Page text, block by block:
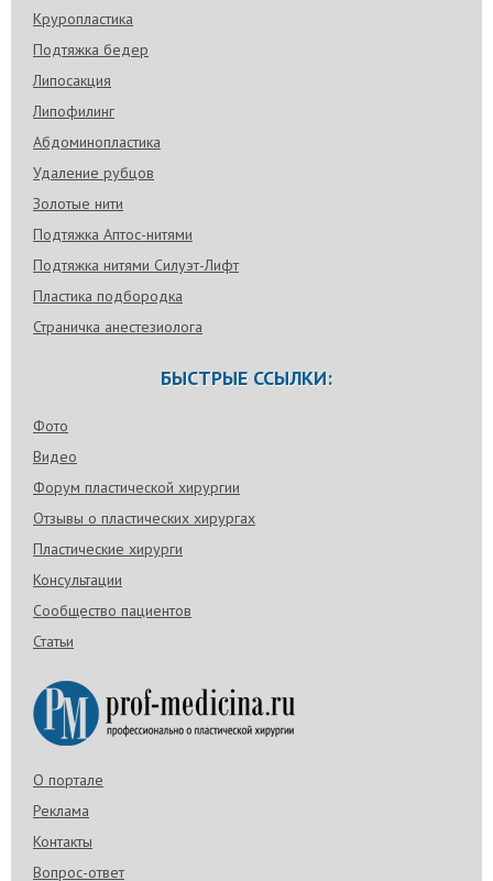
Круропластика
Подтяжка бедер
Липосакция
Липофилинг
Абдоминопластика
Удаление рубцов
Золотые нити
Подтяжка Аптос-нитями
Подтяжка нитями Силуэт-Лифт
Пластика подбородка
Страничка анестезиолога
БЫСТРЫЕ ССЫЛКИ:
Фото
Видео
Форум пластической хирургии
Отзывы о пластических хирургах
Пластические хирурги
Консультации
Сообщество пациентов
Статьи
О портале
Реклама
Контакты
Вопрос-ответ